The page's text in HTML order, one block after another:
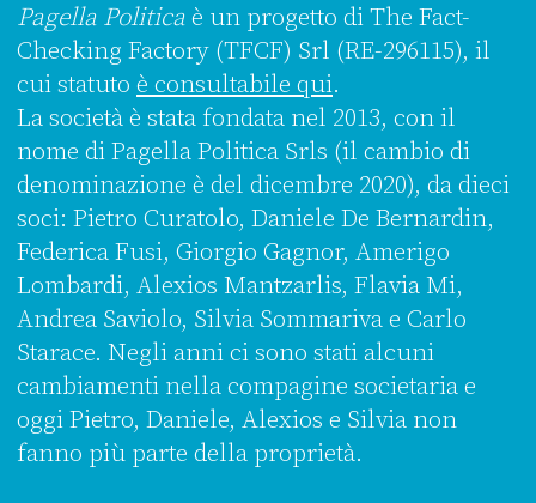
Pagella Politicaè un progetto di The Fact-
Checking Factory (TFCF) Srl (RE-296115), il
cui statuto è consultabile qui.
La società è stata fondata nel 2013, con il
nome di Pagella Politica Srls (il cambio di
denominazione è del dicembre 2020), da dieci
soci: Pietro Curatolo, Daniele De Bernardin,
Federica Fusi, Giorgio Gagnor, Amerigo
Lombardi, Alexios Mantzarlis, Flavia Mi,
Andrea Saviolo, Silvia Sommariva e Carlo
Starace. Negli anni ci sono stati alcuni
cambiamenti nella compagine societaria e
oggi Pietro, Daniele, Alexios e Silvia non
fanno più parte della proprietà.